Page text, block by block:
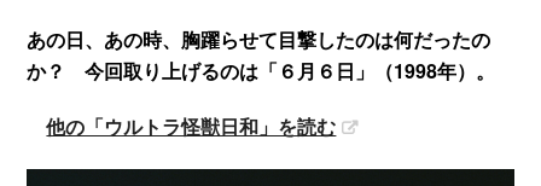
あの日、あの時、胸躍らせて目撃したのは何だったの
か？ 今回取り上げるのは「６月６日」（1998年）。
他の「ウルトラ怪獣日和」を読む